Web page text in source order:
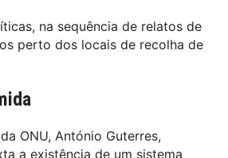
na sequência de relatos de
perto dos locais de recolha de
ONU, António Guterres,
a existência de um sistema